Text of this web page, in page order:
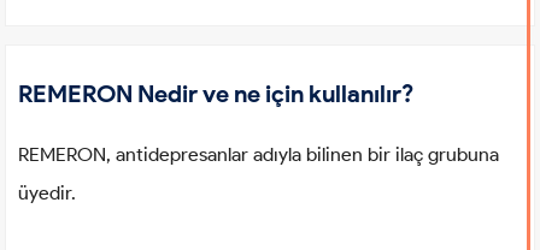
REMERON Nedir ve ne için kullanılır?
REMERON, antidepresanlar adıyla bilinen bir ilaç grubuna
üyedir.